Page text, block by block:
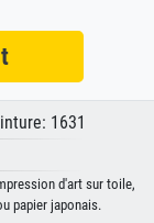
1631
d'art sur toile,
papier japonais.